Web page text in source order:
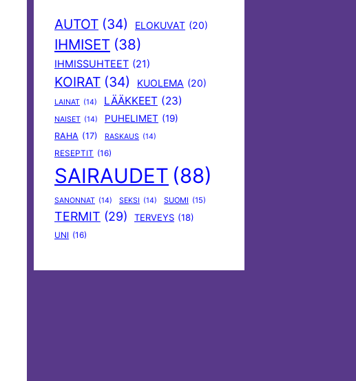
AUTOT (34) ELOKUVAT (20)
IHMISET (38)
IHMISSUHTEET (21)
KOIRAT (34) KUOLEMA (20)
LAINAT (14) LÄÄKKEET (23)
NAISET (14) PUHELIMET (19)
RAHA (17) RASKAUS (14)
RESEPTIT (16)
SAIRAUDET (88)
SANONNAT (14) SEKSI (14) SUOMI (15)
TERMIT (29) TERVEYS (18)
UNI (16)